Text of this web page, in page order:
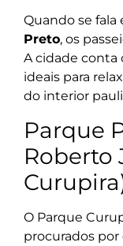
Quando se fala
Preto, os
A cidade conta
ideais para
do interior
Parque
Roberto
O Parque
procurados